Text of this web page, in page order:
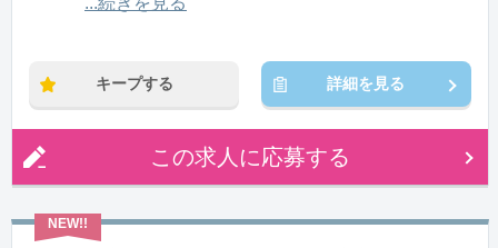
キープする 詳細を見る
この求人に応募する